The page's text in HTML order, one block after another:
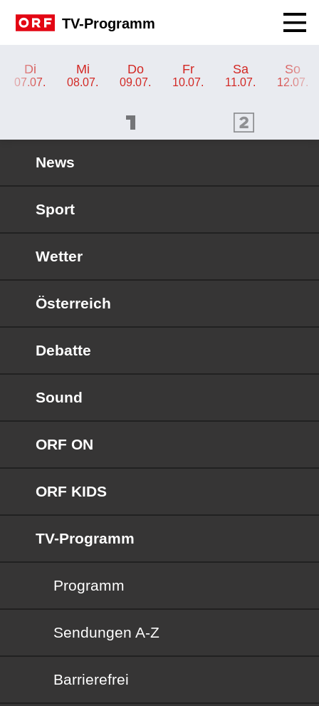
TV-Programm
Di
07.07.
Mi
08.07.
Do
09.07.
Fr
10.07.
Sa
11.07.
So
12.07.
ORF 2 Programm
News
Sport
Wetter
Österreich
Debatte
Sound
ORF ON
ORF KIDS
TV-Programm
Programm
Sendungen von A bis Z
Sendungen A-Z
Barrierefrei
Barrierefrei